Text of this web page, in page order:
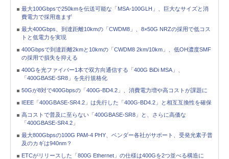
最大100Gbpsで250kmを伝送可能な「MSA-100GLH」、巨大なサイズと消
費電力で採用進まず
最大400Gbps、到達距離10kmの「CWDM8」、8×50G NRZの採用で低コス
トと低電力を実現
400Gbpsで到達距離2kmと10kmの「CWDM8 2km/10km」、低OH濃度SMF
の採用で損失を抑える
400Gを光ファイバー1本で双方向通信する「400G BiDi MSA」、
「400GBASE-SR8」を先行規格化
50Gが8対で400Gbpsの「400G-BD4.2」、消費電力増や高コストが課題に
IEEE「400GBASE-SR4.2」は先行した「400G-BD4.2」と相互互換性を確保
高コストで普及に至らない「400GBASE-SR8」と、さらに高価な
「400GBASE-SR4.2」
最大800Gbpsの100G PAM-4 PHY、ベンダー各社がサポート、受発光素子普
及のカギは940nm？
ETCがリリースした「800G Ethernet」の仕様は400Gを2つ並べる構造に